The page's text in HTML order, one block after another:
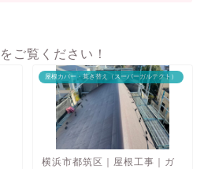
ご覧ください！
屋根カバー・葺き替え（スーパーガルテクト）
横浜市都筑区｜屋根工事｜ガ